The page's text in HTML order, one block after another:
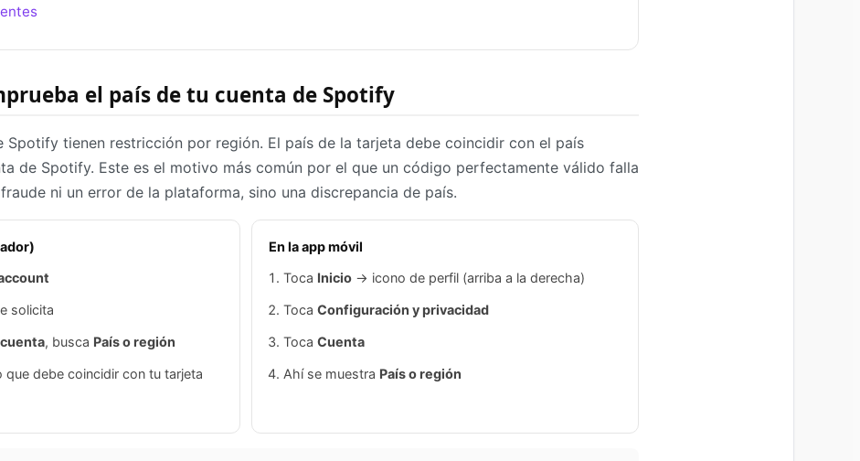
el país de tu cuenta de Spotify
Spotify tienen restricción por región. El país de la tarjeta debe coincidir con el país
de Spotify. Este es el motivo más común por el que un código perfectamente válido falla
ni un error de la plataforma, sino una discrepancia de país.
solicita
, busca País o región
que debe coincidir con tu tarjeta
En la app móvil
Toca Inicio → icono de perfil (arriba a la derecha)
Toca Configuración y privacidad
Toca Cuenta
Ahí se muestra País o región